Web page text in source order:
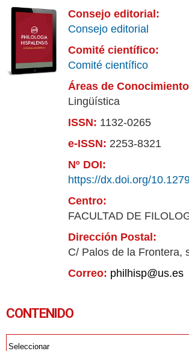
Consejo editorial:
Consejo editorial
Comité científico:
Comité científico
Áreas de
Lingüística
ISSN: 1132-0265
e-ISSN: 2253-8321
Nº DOI:
https://dx.doi.org/
Centro:
FACULTAD DE
Dirección Postal:
C/ Palos de la Frontera,
Correo: philhisp@us.es
CONTENIDO